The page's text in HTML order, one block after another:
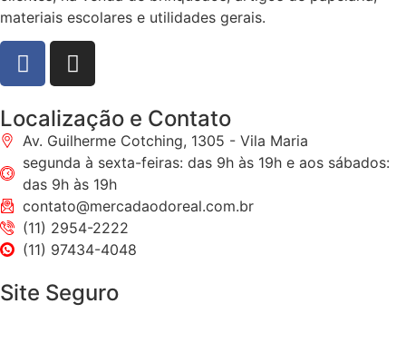
materiais escolares e utilidades gerais.
Localização e Contato
Av. Guilherme Cotching, 1305 - Vila Maria
segunda à sexta-feiras: das 9h às 19h e aos sábados:
das 9h às 19h
contato@mercadaodoreal.com.br
(11) 2954-2222
(11) 97434-4048
Site Seguro